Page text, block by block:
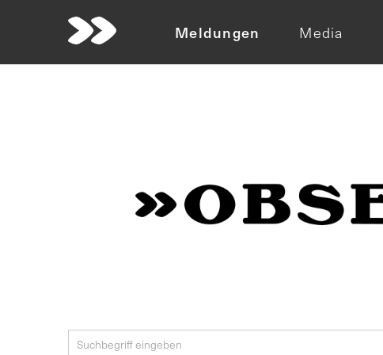
Meldungen Media